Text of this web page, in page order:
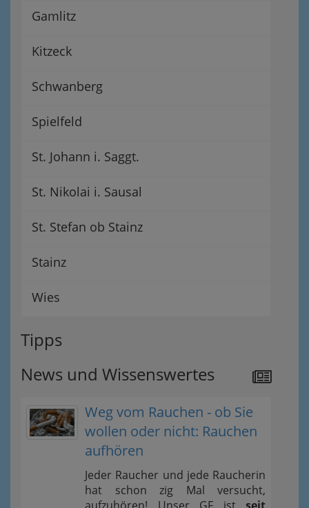
Gamlitz
Kitzeck
Schwanberg
Spielfeld
St. Johann i. Saggt.
St. Nikolai i. Sausal
St. Stefan ob Stainz
Stainz
Wies
Tipps
News und Wissenswertes
Weg vom Rauchen - ob Sie
wollen oder nicht: Rauchen
aufhören
Jeder Raucher und jede Raucherin
hat schon zig Mal versucht,